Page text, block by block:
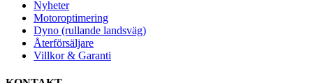
Nyheter
Motoroptimering
Dyno (rullande landsväg)
Återförsäljare
Villkor & Garanti